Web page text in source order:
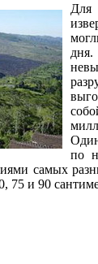
по
самых
75 и 90